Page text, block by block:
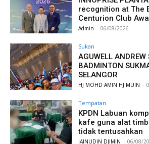
recognition at The
Centurion Club
Admin - 06/08/2026
Sukan
AGUWELL
BADMINTON
SELANGOR
HJ MOHD AMIN HJ MUIN -
Tempatan
KPDN Labuan
kafe guna alat
tidak tentusahkan
JAINUDIN DJIMIN - 06/08/